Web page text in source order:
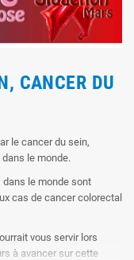
CANCER DU
le cancer du sein,
le monde.
dans le monde sont
cas de cancer colorectal
vous servir lors
à avancer sur cette